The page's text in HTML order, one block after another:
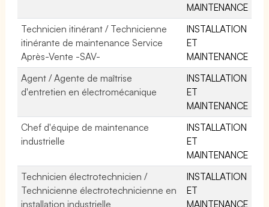
MAINTENANCE
Technicien itinérant / Technicienne
itinérante de maintenance Service
Après-Vente -SAV-
INSTALLATION
ET
MAINTENANCE
Agent / Agente de maîtrise
d'entretien en électromécanique
INSTALLATION
ET
MAINTENANCE
Chef d'équipe de maintenance
industrielle
INSTALLATION
ET
MAINTENANCE
Technicien électrotechnicien /
Technicienne électrotechnicienne en
installation industrielle
INSTALLATION
ET
MAINTENANCE